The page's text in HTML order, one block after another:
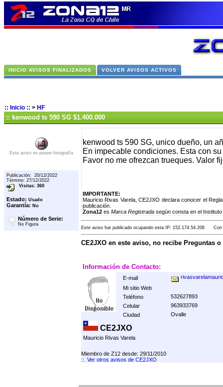
INICIO AVISOS FINALIZADOS VOLVER AVISOS ACTIVOS
:: Inicio :: > HF
:: kenwood ts 590 SG $1.400.000
Este aviso no posee fotografía
Publicación: 20/12/2022
Término: 27/12/2022
Visitas: 360
Estado: Usado
Garantía: No
Número de Serie:
No Figura
kenwood ts 590 SG, unico dueño, un
En impecable condiciones. Esta con
Favor no me ofrezcan trueques. Valor
IMPORTANTE:
Mauricio Rivas Varela, CE2JXO declara conocer el
publicación.
Zona12 es Marca Registrada según consta en el
Este aviso fue publicado ocupando esta IP: 152.174.54.206 Con
CE2JXO en este aviso, no recibe Preguntas
Información de Contacto:
E-mail
Mi sitio Web
Teléfono
532627893
Celular
963933769
Ciudad
Ovalle
CE2JXO
Mauricio Rivas Varela
Miembro de Z12 desde: 29/11/2010
:: Ver otros avisos de CE2JXO